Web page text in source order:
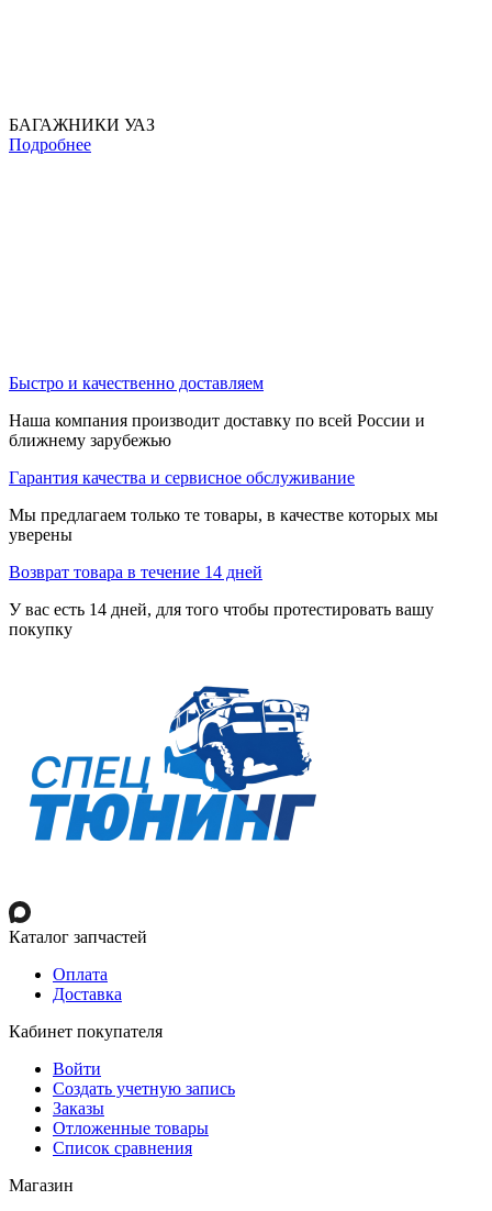
БАГАЖНИКИ УАЗ
Подробнее
Быстро и качественно доставляем
Наша компания производит доставку по всей России и
ближнему зарубежью
Гарантия качества и сервисное обслуживание
Мы предлагаем только те товары, в качестве которых мы
уверены
Возврат товара в течение 14 дней
У вас есть 14 дней, для того чтобы протестировать вашу
покупку
Каталог запчастей
Оплата
Доставка
Кабинет покупателя
Войти
Создать учетную запись
Заказы
Отложенные товары
Список сравнения
Магазин